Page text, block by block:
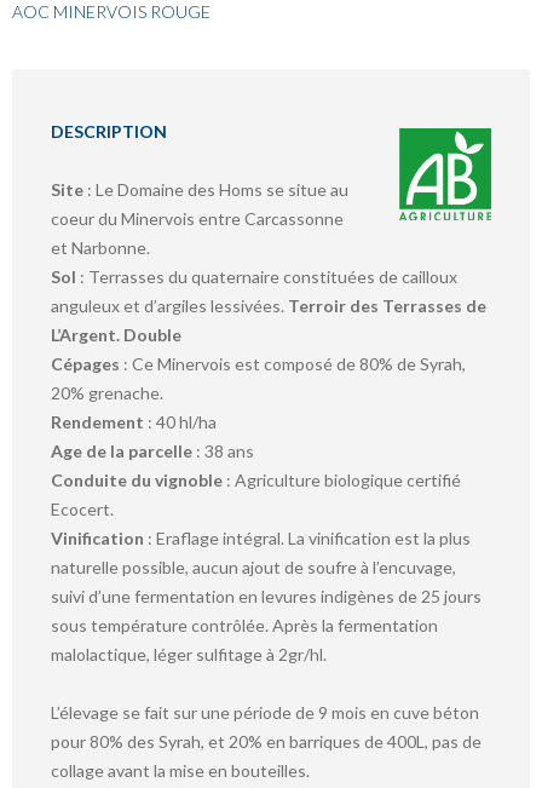
AOC MINERVOIS ROUGE
DESCRIPTION
Site : Le Domaine des Homs se situe au
coeur du Minervois entre Carcassonne
et Narbonne.
Sol : Terrasses du quaternaire constituées de cailloux
anguleux et d’argiles lessivées. Terroir des Terrasses de
L’Argent. Double
Cépages : Ce Minervois est composé de 80% de Syrah,
20% grenache.
Rendement : 40 hl/ha
Age de la parcelle : 38 ans
Conduite du vignoble : Agriculture biologique certifié
Ecocert.
Vinification : Eraflage intégral. La vinification est la plus
naturelle possible, aucun ajout de soufre à l’encuvage,
suivi d’une fermentation en levures indigènes de 25 jours
sous température contrôlée. Après la fermentation
malolactique, léger sulfitage à 2gr/hl.
L’élevage se fait sur une période de 9 mois en cuve béton
pour 80% des Syrah, et 20% en barriques de 400L, pas de
collage avant la mise en bouteilles.